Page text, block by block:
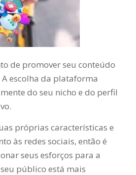
de promover seu conteúdo
A escolha da plataforma
do seu nicho e do perfil
próprias características e
às redes sociais, então é
seus esforços para a
público está mais